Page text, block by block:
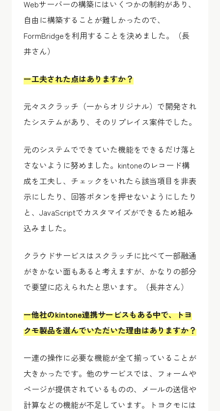
Webサーバーの構築にはいくつかの制約があり、
自由に構築することが難しかったので、
FormBridgeを利用することを決めました。（長
井さん）
ー工夫された点はありますか？
元々スクラッチ（一からオリジナル）で開発され
たシステムがあり、そのリプレイス案件でした。
元のシステムでできていた機能をできるだけ落と
さないように努めました。kintoneのレコード構
成を工夫し、チェックをいれたら該当項目を非表
示にしたり、回答ボタンを押せないようにしたり
と、JavaScriptでカスタマイズができるため組み
込みました。
クラウドサービスはスクラッチに比べて一部融通
がきかない面もあると考えますが、かなりの部分
で要望に応えられたと思います。（長井さん）
ー他社のkintone連携サービスもある中で、トヨ
クモ製品を選んでいただいた理由はありますか？
一連の操作に必要な機能が全て揃っていることが
大きかったです。他のサービスでは、フォームや
ページが提供されているものの、メールの送信や
計算などの機能が不足しています。トヨクモには